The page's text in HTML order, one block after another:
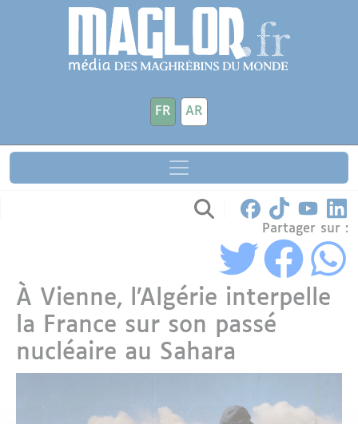
Aller au contenu principal
FR AR
Partager sur :
À Vienne, l’Algérie interpelle
la France sur son passé
nucléaire au Sahara
Panneau de gestion des cookies